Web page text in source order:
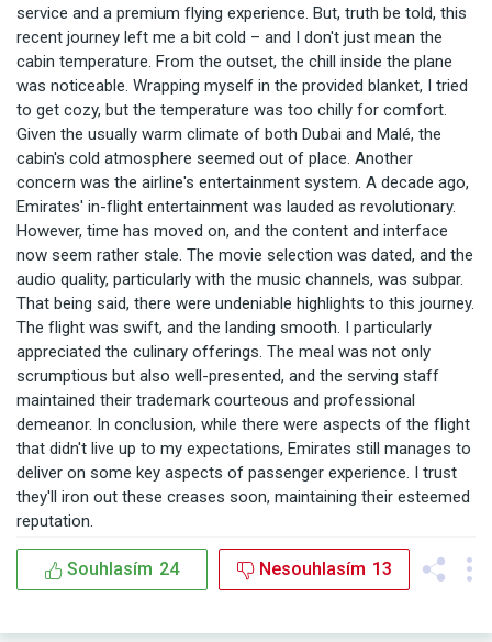
service and a premium flying experience. But, truth be told, this
recent journey left me a bit cold – and I don't just mean the
cabin temperature. From the outset, the chill inside the plane
was noticeable. Wrapping myself in the provided blanket, I tried
to get cozy, but the temperature was too chilly for comfort.
Given the usually warm climate of both Dubai and Malé, the
cabin's cold atmosphere seemed out of place. Another
concern was the airline's entertainment system. A decade ago,
Emirates' in-flight entertainment was lauded as revolutionary.
However, time has moved on, and the content and interface
now seem rather stale. The movie selection was dated, and the
audio quality, particularly with the music channels, was subpar.
That being said, there were undeniable highlights to this journey.
The flight was swift, and the landing smooth. I particularly
appreciated the culinary offerings. The meal was not only
scrumptious but also well-presented, and the serving staff
maintained their trademark courteous and professional
demeanor. In conclusion, while there were aspects of the flight
that didn't live up to my expectations, Emirates still manages to
deliver on some key aspects of passenger experience. I trust
they'll iron out these creases soon, maintaining their esteemed
reputation.
Souhlasím 24 Nesouhlasím 13